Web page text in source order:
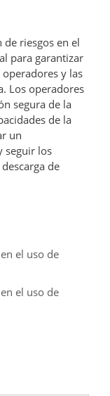
riesgos en el
para garantizar
y las
Los operadores
segura de la
de la
un
seguir los
de
el uso de
el uso de